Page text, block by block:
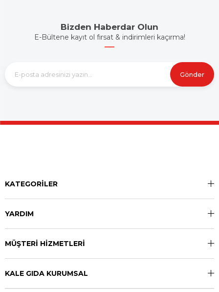
Bizden Haberdar Olun
E-Bültene kayıt ol fırsat & indirimleri kaçırma!
Gönder
KATEGORİLER
YARDIM
MÜŞTERİ HİZMETLERİ
KALE GIDA KURUMSAL